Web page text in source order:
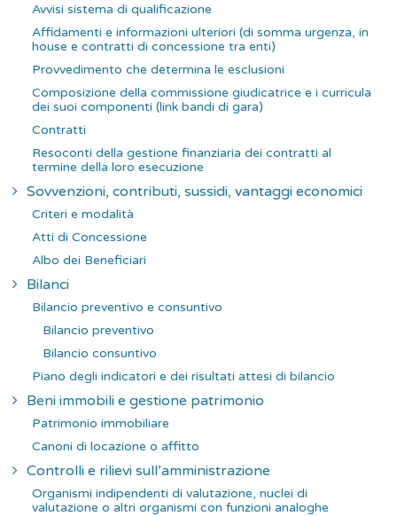
Avvisi sistema di qualificazione
Affidamenti e informazioni ulteriori (di somma urgenza, in
house e contratti di concessione tra enti)
Provvedimento che determina le esclusioni
Composizione della commissione giudicatrice e i curricula
dei suoi componenti (link bandi di gara)
Contratti
Resoconti della gestione finanziaria dei contratti al
termine della loro esecuzione
Sovvenzioni, contributi, sussidi, vantaggi economici
Criteri e modalità
Atti di Concessione
Albo dei Beneficiari
Bilanci
Bilancio preventivo e consuntivo
Bilancio preventivo
Bilancio consuntivo
Piano degli indicatori e dei risultati attesi di bilancio
Beni immobili e gestione patrimonio
Patrimonio immobiliare
Canoni di locazione o affitto
Controlli e rilievi sull’amministrazione
Organismi indipendenti di valutazione, nuclei di
valutazione o altri organismi con funzioni analoghe